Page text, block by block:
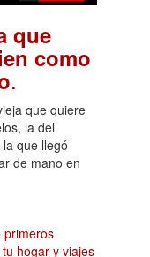
que
como
.
que quiere
la del
que llegó
de mano en